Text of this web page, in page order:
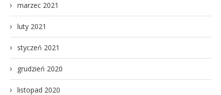
marzec 2021
luty 2021
styczeń 2021
grudzień 2020
listopad 2020